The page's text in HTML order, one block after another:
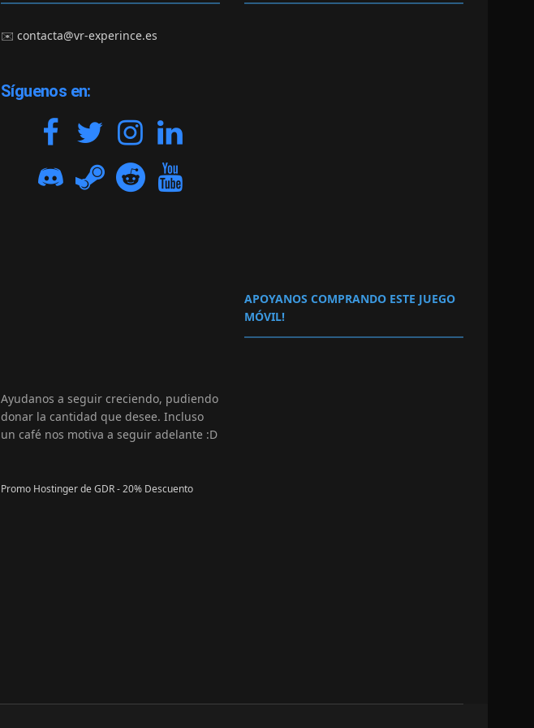
✉️contacta@vr-experince.es
Síguenos en:
Ayudanos a seguir creciendo, pudiendo
donar la cantidad que desee. Incluso
un café nos motiva a seguir adelante :D
Promo Hostinger de GDR - 20% Descuento
APOYANOS COMPRANDO ESTE JUEGO
MÓVIL!